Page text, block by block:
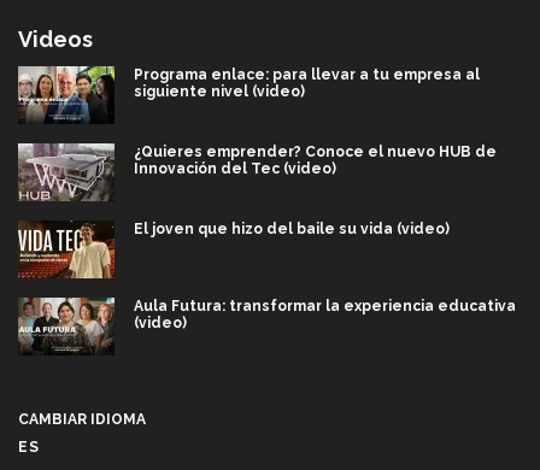
Videos
Programa enlace: para llevar a tu empresa al
siguiente nivel (video)
¿Quieres emprender? Conoce el nuevo HUB de
Innovación del Tec (video)
El joven que hizo del baile su vida (video)
Aula Futura: transformar la experiencia educativa
(video)
CAMBIAR IDIOMA
ES